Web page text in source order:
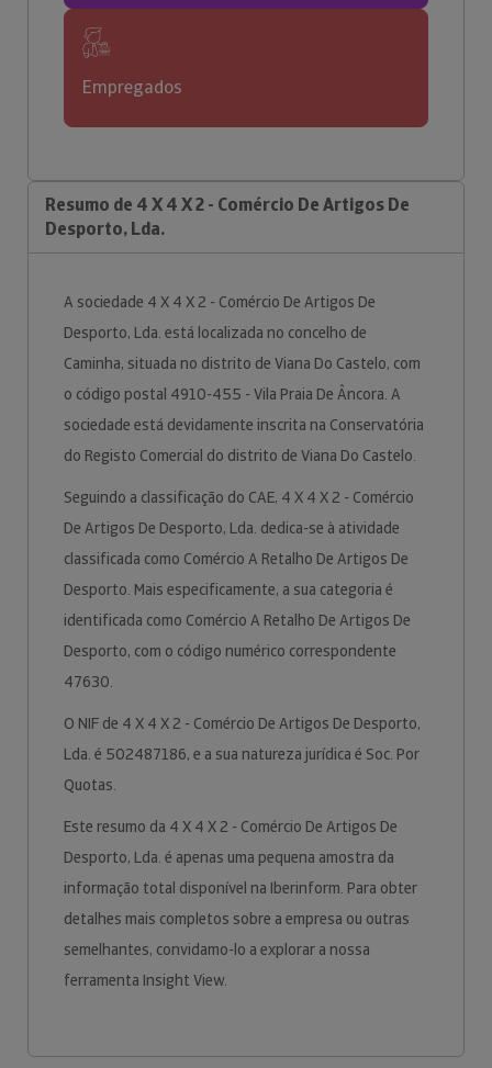
Empregados
Resumo de 4 X 4 X 2 - Comércio De Artigos De
Desporto, Lda.
A sociedade 4 X 4 X 2 - Comércio De Artigos De
Desporto, Lda. está localizada no concelho de
Caminha, situada no distrito de Viana Do Castelo, com
o código postal 4910-455 - Vila Praia De Âncora. A
sociedade está devidamente inscrita na Conservatória
do Registo Comercial do distrito de Viana Do Castelo.
Seguindo a classificação do CAE, 4 X 4 X 2 - Comércio
De Artigos De Desporto, Lda. dedica-se à atividade
classificada como Comércio A Retalho De Artigos De
Desporto. Mais especificamente, a sua categoria é
identificada como Comércio A Retalho De Artigos De
Desporto, com o código numérico correspondente
47630.
O NIF de 4 X 4 X 2 - Comércio De Artigos De Desporto,
Lda. é 502487186, e a sua natureza jurídica é Soc. Por
Quotas.
Este resumo da 4 X 4 X 2 - Comércio De Artigos De
Desporto, Lda. é apenas uma pequena amostra da
informação total disponível na Iberinform. Para obter
detalhes mais completos sobre a empresa ou outras
semelhantes, convidamo-lo a explorar a nossa
ferramenta Insight View.